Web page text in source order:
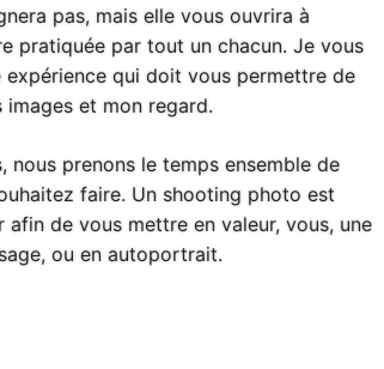
pas, mais elle vous ouvrira à
pratiquée par tout un chacun. Je vous
qui doit vous permettre de
et mon regard.
nous prenons le temps ensemble de
faire. Un shooting photo est
de vous mettre en valeur, vous, une
ou en autoportrait.